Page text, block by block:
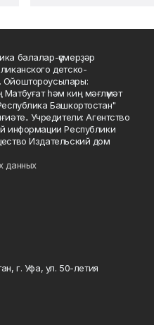
балалар-үҫмерҙәр
детско-
Ойоштороусылары:
һәм киң мәғлүмәт
Башкортостан"
Учредители: Агентство
информации Республики
Издательский дом
данных
г. Уфа, ул. 50-летия